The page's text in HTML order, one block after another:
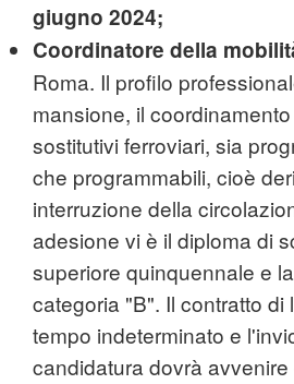
giugno 2024;
Coordinatore della
Roma. Il profilo
mansione, il
sostitutivi ferroviari, sia
che programmabili, cioè
interruzione della
adesione vi è il diploma di
superiore quinquennale e
categoria "B". Il contratto di
tempo indeterminato e
candidatura dovrà